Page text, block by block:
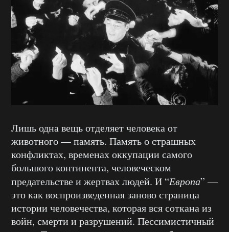
Лишь одна вещь отделяет человека от
животного — память. Память о страшных
конфликтах, временах оккупации самого
большого континента, человеческом
предательстве и жертвах людей. И “Европа” —
это как воспроизведенная заново страница
истории человечества, которая вся соткана из
войн, смерти и разрушений. Пессимистичный